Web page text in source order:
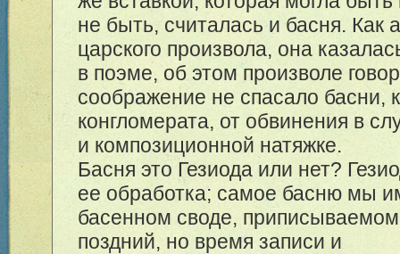
не быть, считалась и басня. Как
царского произвола, она
в поэме, об этом произволе
соображение не спасало басни,
конгломерата, от обвинения в
и композиционной натяжке.
Басня это Гезиода или нет?
ее обработка; самое басню мы
басенном своде,
поздний, но время записи и